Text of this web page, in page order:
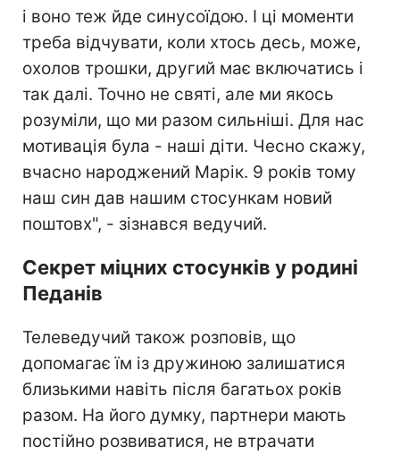
і воно теж йде синусоїдою. І ці моменти
треба відчувати, коли хтось десь, може,
охолов трошки, другий має включатись і
так далі. Точно не святі, але ми якось
розуміли, що ми разом сильніші. Для нас
мотивація була - наші діти. Чесно скажу,
вчасно народжений Марік. 9 років тому
наш син дав нашим стосункам новий
поштовх", - зізнався ведучий.
Секрет міцних стосунків у родині
Педанів
Телеведучий також розповів, що
допомагає їм із дружиною залишатися
близькими навіть після багатьох років
разом. На його думку, партнери мають
постійно розвиватися, не втрачати